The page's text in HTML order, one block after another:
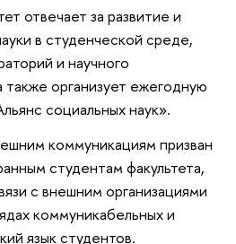
отвечает за развитие и
в студенческой среде,
и научного
также организует ежегодную
социальных наук».
коммуникациям призван
студентам факультета,
с внешним организациями
коммуникабельных и
язык студентов.